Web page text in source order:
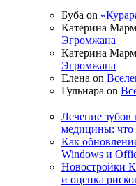
Буба on
Катерина
Эгромжана
Катерина
Эгромжана
Елена on
Гульнара on
Лечение зубов
медицины: что
Как
Windows и
Новостройки
и оценка